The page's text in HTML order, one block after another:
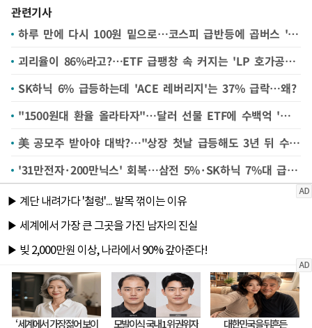
관련기사
하루 만에 다시 100원 밑으로…코스피 급반등에 곱버스 '일장춘몽'
괴리율이 86%라고?…ETF 급팽창 속 커지는 'LP 호가공백' 우려
SK하닉 6% 급등하는데 'ACE 레버리지'는 37% 급락…왜?
"1500원대 환율 올라타자"…달러 선물 ETF에 수백억 '뭉칫돈'
美 공모주 받아야 대박?…"상장 첫날 급등해도 3년 뒤 수익률 부진"
'31만전자·200만닉스' 회복…삼전 5%·SK하닉 7%대 급등[핫스탁]